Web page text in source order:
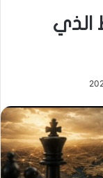
الذي